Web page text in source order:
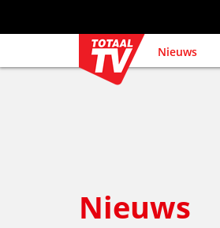
Nieuws
Nieuws